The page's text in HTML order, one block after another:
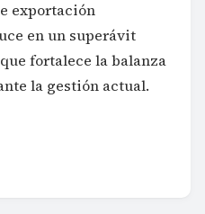
exportación
en un superávit
fortalece la balanza
la gestión actual.